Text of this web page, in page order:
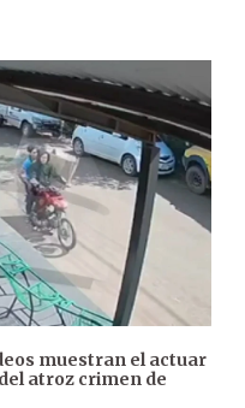
muestran el actuar
atroz crimen de